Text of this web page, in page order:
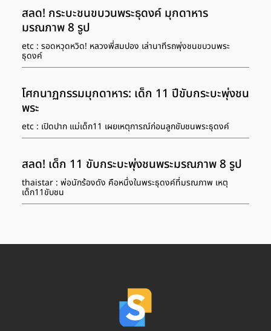
สลด! กระบะชนขบวนพระธุดงค์ มุกดาหาร
มรณภาพ 8 รูป
etc : รอดหวุดหวิด! หลวงพี่สมปอง เล่านาทีรถพุ่งชนขบวนพระ
ธุดงค์
โศกนาฏกรรมมุกดาหาร: เด็ก 11 ปีขับกระบะพุ่งชน
พระ
etc : เปิดปาก แม่เด็ก11 เผยเหตุการณ์ก่อนลูกขับชนพระธุดงค์
สลด! เด็ก 11 ขับกระบะพุ่งชนพระมรณภาพ 8 รูป
thaistar : พ่อนักร้องดัง คือหนึ่งในพระธุดงค์ที่มรณภาพ เหตุ
เด็ก11ขับชน